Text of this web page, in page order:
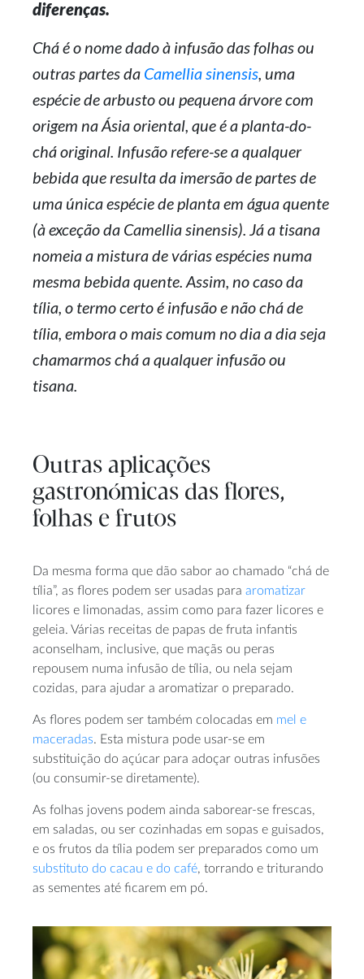
diferenças.
Chá é o nome dado à infusão das folhas ou
outras partes da Camellia sinensis, uma
espécie de arbusto ou pequena árvore com
origem na Ásia oriental, que é a planta-do-
chá original. Infusão refere-se a qualquer
bebida que resulta da imersão de partes de
uma única espécie de planta em água quente
(à exceção da Camellia sinensis). Já a tisana
nomeia a mistura de várias espécies numa
mesma bebida quente. Assim, no caso da
tília, o termo certo é infusão e não chá de
tília, embora o mais comum no dia a dia seja
chamarmos chá a qualquer infusão ou
tisana.
Outras aplicações
gastronómicas das flores,
folhas e frutos
Da mesma forma que dão sabor ao chamado “chá de
tília”, as flores podem ser usadas para aromatizar
licores e limonadas, assim como para fazer licores e
geleia. Várias receitas de papas de fruta infantis
aconselham, inclusive, que maçãs ou peras
repousem numa infusão de tília, ou nela sejam
cozidas, para ajudar a aromatizar o preparado.
As flores podem ser também colocadas em mel e
maceradas. Esta mistura pode usar-se em
substituição do açúcar para adoçar outras infusões
(ou consumir-se diretamente).
As folhas jovens podem ainda saborear-se frescas,
em saladas, ou ser cozinhadas em sopas e guisados,
e os frutos da tília podem ser preparados como um
substituto do cacau e do café, torrando e triturando
as sementes até ficarem em pó.